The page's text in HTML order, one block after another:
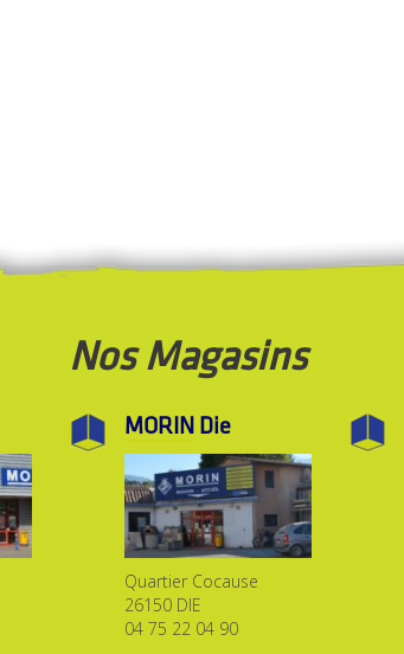
Nos Magasins
MORINDie
Quartier Cocause
26150 DIE
04 75 22 04 90